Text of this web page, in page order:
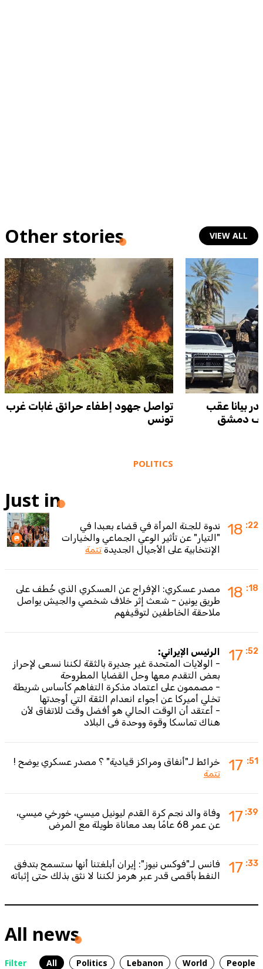
Other stories VIEW ALL
تواصل جهود إطفاء حرائق غابات غرب
تونس
POLITICS
بيانا عقب
دمشق
Just in
18 :22
ندوة للجنة المرأة في قضاء بعبدا في
"التيار" عن تأثير الوعي الجماعي والخيارات
الإنتخابية على الأجيال الجديدة تتمة
18 :18
مصدر عسكري: الإفراج عن العسكري الذي خُطف على
طريق يونين - شعث إثر خلاف شخصي والجيش يواصل
ملاحقة الخاطفين لتوقيفهم
17 :52
الرئيس الإيراني:
- الولايات المتحدة غير جديرة بالثقة لكننا نسعى لإحراز
بعض التقدم معها وحل القضايا المطروحة
- مصممون على اعتماد مذكرة التفاهم كأساس شريطة
تخلي أميركا عن أجواء انعدام الثقة التي أوجدتها
- أعتقد أن الوقت الحالي هو أفضل وقت للاتفاق لأن
هناك تماسكا وقوة ووحدة في البلاد
17 :51
خرائط لـ"أنفاق ومراكز قيادية" ؟ مصدر عسكري يوضح !
تتمة
17 :39
وفاة والد نجم كرة القدم ليونيل ميسي، خورخي ميسي،
عن عمر 68 عامًا بعد معاناة طويلة مع المرض
17 :33
فانس لـ"فوكس نيوز": إيران أبلغتنا أنها ستسمح بتدفق
النفط بأقصى قدر عبر هرمز لكننا لا نثق بذلك حتى إثباته
All news
Filter All Politics Lebanon World People